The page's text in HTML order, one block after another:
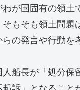
わが国固有の領土
そもそも領土問題
らの発言や行動を
船長が「処分保
起訴」となること